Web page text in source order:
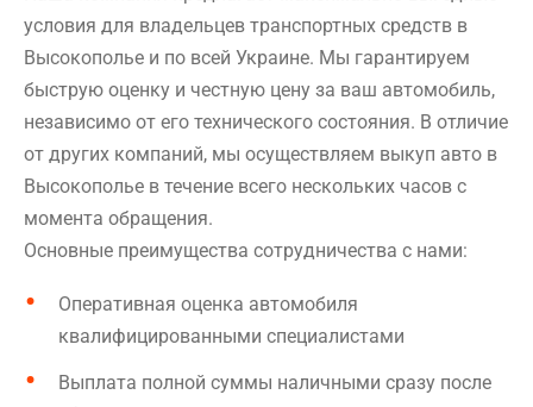
условия для владельцев транспортных средств в
Высокополье и по всей Украине. Мы гарантируем
быструю оценку и честную цену за ваш автомобиль,
независимо от его технического состояния. В отличие
от других компаний, мы осуществляем выкуп авто в
Высокополье в течение всего нескольких часов с
момента обращения.
Основные преимущества сотрудничества с нами:
Оперативная оценка автомобиля
квалифицированными специалистами
Выплата полной суммы наличными сразу после